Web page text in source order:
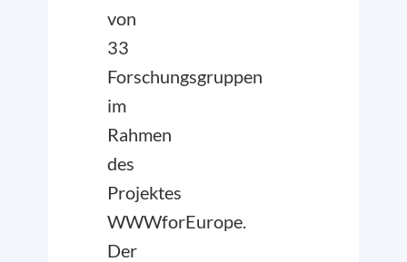
von
33
Forschungsgruppen
im
Rahmen
des
Projektes
WWWforEurope.
Der